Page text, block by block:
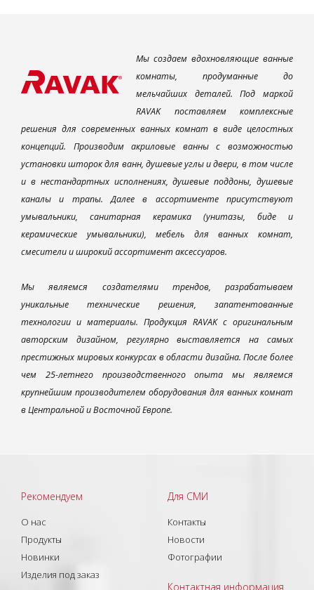
Мы создаем вдохновляющие ванные
комнаты, продуманные до
мельчайших деталей. Под маркой
RAVAK поставляем комплексные
решения для современных ванных комнат в виде целостных
концепций. Производим акриловые ванны с возможностью
установки шторок для ванн, душевые углы и двери, в том числе
и в нестандартных исполнениях, душевые поддоны, душевые
каналы и трапы. Далее в ассортименте присутствуют
умывальники, санитарная керамика (унитазы, биде и
керамические умывальники), мебель для ванных комнат,
смесители и широкий ассортимент аксессуаров.
Мы являемся создателями трендов, разрабатываем
уникальные технические решения, запатентованные
технологии и материалы. Продукция RAVAK с оригинальным
авторским дизайном, регулярно выставляется на самых
престижных мировых конкурсах в области дизайна. После более
чем 25-летнего производственного опыта мы являемся
крупнейшим производителем оборудования для ванных комнат
в Центральной и Восточной Европе.
Рекомендуем
О нас
Продукты
Новинки
Изделия под заказ
Для СМИ
Контакты
Новости
Фотографии
Контактная информация